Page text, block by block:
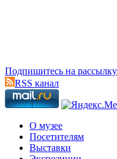
Подпишитесь на
RSS канал
О музее
Посетителям
Выставки